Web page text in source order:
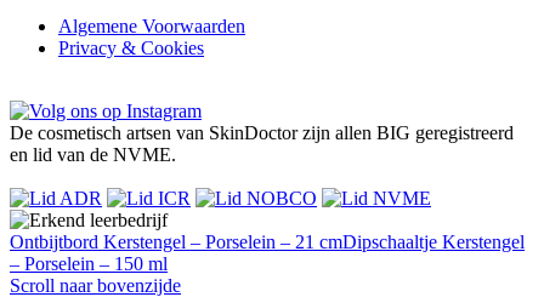
Algemene Voorwaarden
Privacy & Cookies
De cosmetisch artsen van SkinDoctor zijn allen BIG geregistreerd
en lid van de NVME.
Ontbijtbord Kerstengel – Porselein – 21 cmDipschaaltje Kerstengel
– Porselein – 150 ml
Scroll naar bovenzijde